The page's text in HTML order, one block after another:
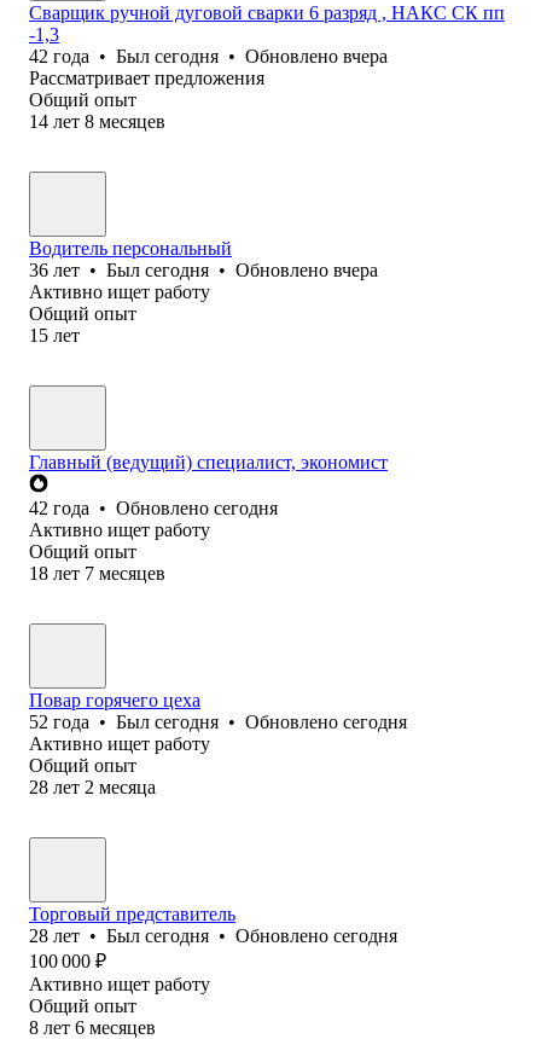
Сварщик ручной дуговой сварки 6 разряд , НАКС СК пп
-1,3
42 года • Был сегодня • Обновлено вчера
Рассматривает предложения
Общий опыт
14 лет 8 месяцев
Водитель персональный
36 лет • Был сегодня • Обновлено вчера
Активно ищет работу
Общий опыт
15 лет
Главный (ведущий) специалист, экономист
42 года • Обновлено сегодня
Активно ищет работу
Общий опыт
18 лет 7 месяцев
Повар горячего цеха
52 года • Был сегодня • Обновлено сегодня
Активно ищет работу
Общий опыт
28 лет 2 месяца
Торговый представитель
28 лет • Был сегодня • Обновлено сегодня
100 000 ₽
Активно ищет работу
Общий опыт
8 лет 6 месяцев